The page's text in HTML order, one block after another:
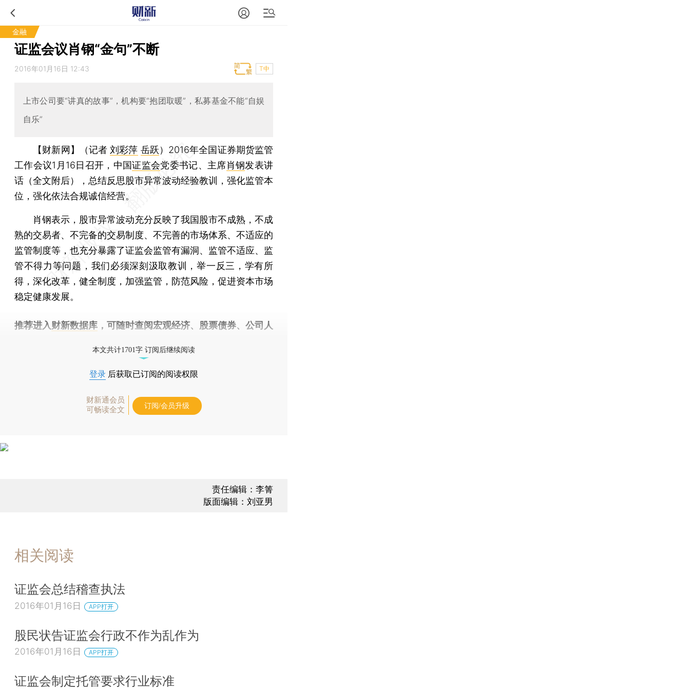
金融
证监会议肖钢“金句”不断
2016年01月16日 12:43 T中
上市公司要“讲真的故事”，机构要“抱团取暖”，私募基金不能“自娱
自乐”
【财新网】（记者刘彩萍 岳跃） 2016年全国证券期货监管
工作会议1月16日召开，中国证监会党委书记、主席肖钢发表讲
话（全文附后），总结反思股市异常波动经验教训，强化监管本
位，强化依法合规诚信经营。
肖钢表示，股市异常波动充分反映了我国股市不成熟，不成
熟的交易者、不完备的交易制度、不完善的市场体系、不适应的
监管制度等，也充分暴露了证监会监管有漏洞、监管不适应、监
管不得力等问题，我们必须深刻汲取教训，举一反三，学有所
得，深化改革，健全制度，加强监管，防范风险，促进资本市场
稳定健康发展。
推荐进入财新数据库 ，可随时查阅宏观经济、股票债券、公司人
本文共计1701字 订阅后继续阅读
登录 后获取已订阅的阅读权限
财新通会员
可畅读全文
订阅/会员升级
责任编辑：李箐
版面编辑：刘亚男
相关阅读
证监会总结稽查执法
2016年01月16日 APP打开
股民状告证监会行政不作为乱作为
2016年01月16日 APP打开
证监会制定托管要求行业标准